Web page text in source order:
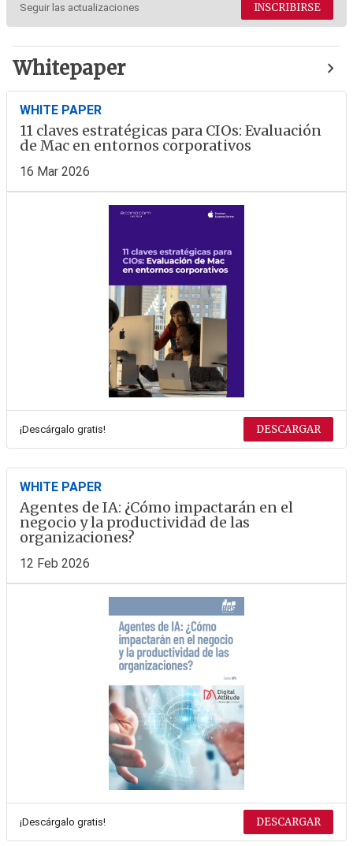
Seguir las actualizaciones INSCRIBIRSE
Whitepaper
WHITE PAPER
11 claves estratégicas para CIOs: Evaluación
de Mac en entornos corporativos
16 Mar 2026
¡Descárgalo gratis! DESCARGAR
WHITE PAPER
Agentes de IA: ¿Cómo impactarán en el
negocio y la productividad de las
organizaciones?
12 Feb 2026
¡Descárgalo gratis! DESCARGAR